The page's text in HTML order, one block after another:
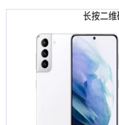
游戏增强版即将发布
那么游戏玩家的用户
至今仍需要各种预约
+128GB开放购，有
e真我Q2 Pro
meQ3系列升级主要
足，但也因为上了